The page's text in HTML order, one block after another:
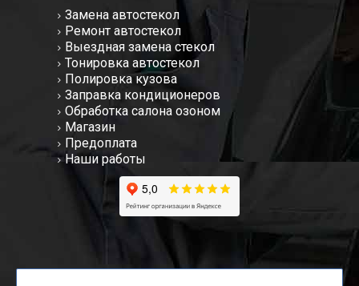
Замена автостекол
Ремонт автостекол
Выездная замена стекол
Тонировка автостекол
Полировка кузова
Заправка кондиционеров
Обработка салона озоном
Магазин
Предоплата
Наши работы